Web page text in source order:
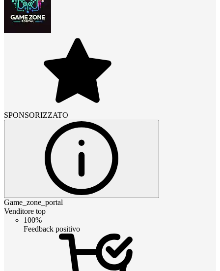
SPONSORIZZATO
Game_zone_portal
Venditore top
100%
Feedback positivo